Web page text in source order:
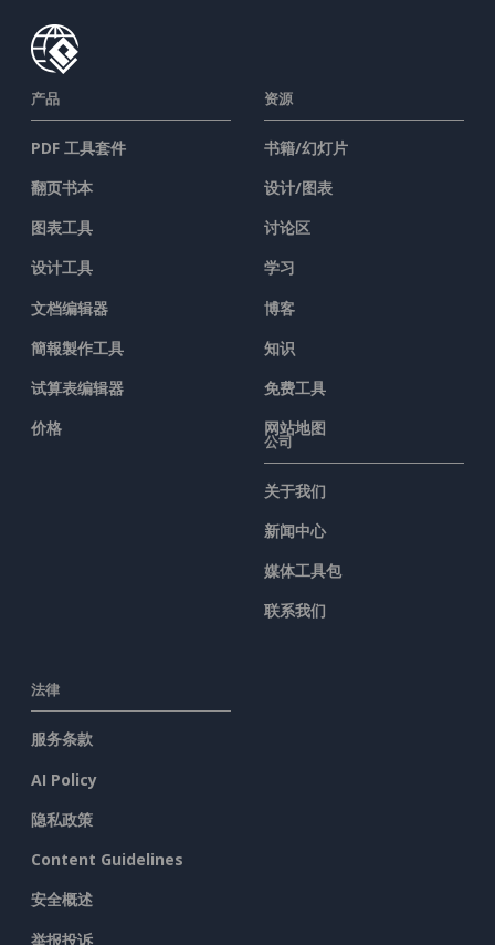
产品
PDF 工具套件
翻页书本
图表工具
设计工具
文档编辑器
簡報製作工具
试算表编辑器
价格
资源
书籍/幻灯片
设计/图表
讨论区
学习
博客
知识
免费工具
网站地图
公司
关于我们
新闻中心
媒体工具包
联系我们
法律
服务条款
AI Policy
隐私政策
Content Guidelines
安全概述
举报投诉